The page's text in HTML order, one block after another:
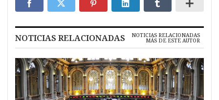
NOTICIAS RELACIONADAS NOTICIAS RELACIONADAS
MÁS DE ESTE AUTOR